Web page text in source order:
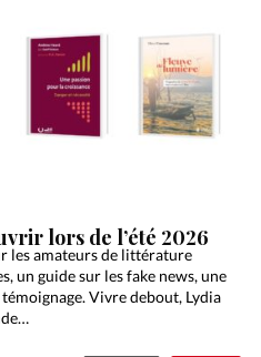
lors de l’été 2026
les amateurs de littérature
un guide sur les fake news, une
Vivre debout, Lydia